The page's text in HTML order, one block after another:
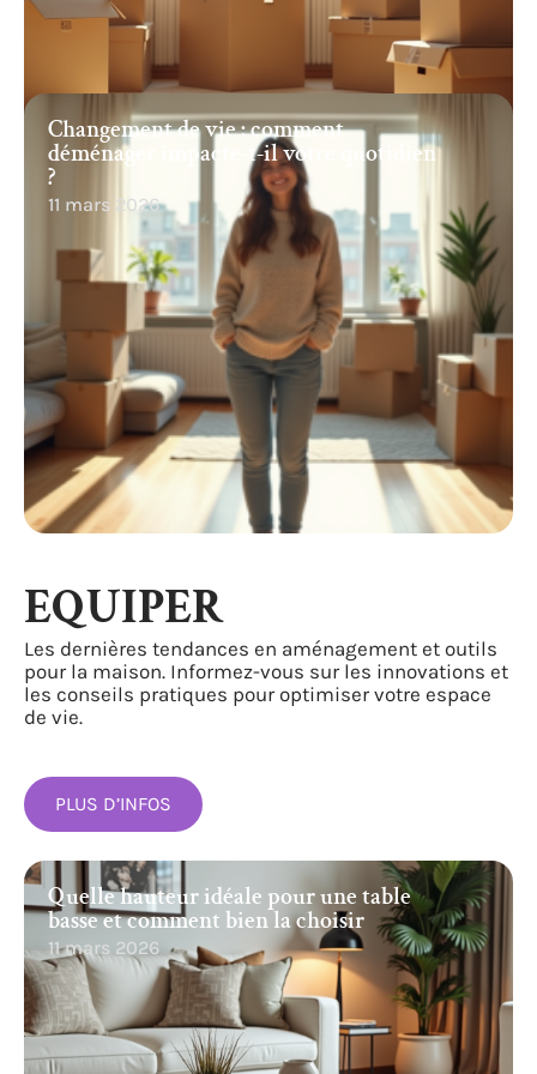
Changement de vie : comment
déménager impacte-t-il votre quotidien
?
11 mars 2026
Quelle hauteur idéale pour une table
basse et comment bien la choisir
11 mars 2026
EQUIPER
Les dernières tendances en aménagement et outils
pour la maison. Informez-vous sur les innovations et
les conseils pratiques pour optimiser votre espace
de vie.
PLUS D’INFOS